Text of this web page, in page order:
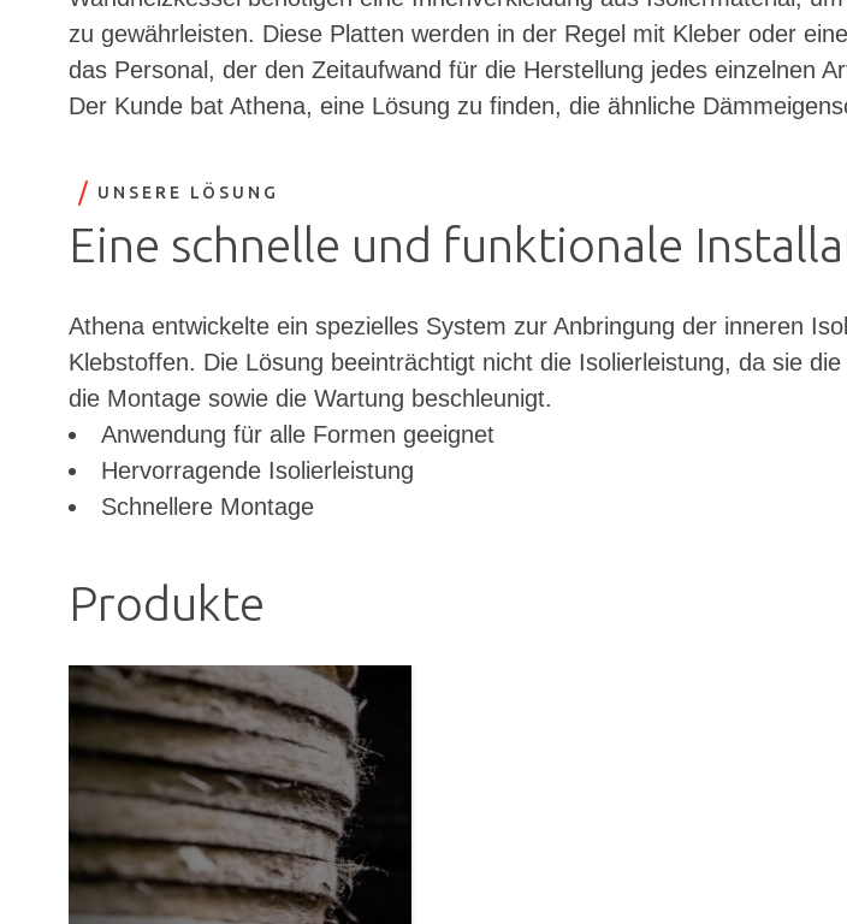
zu gewährleisten. Diese Platten werden in der Regel mit Kleber oder
das Personal, der den Zeitaufwand für die Herstellung jedes einzelnen
Der Kunde bat Athena, eine Lösung zu finden, die ähnliche
UNSERE LÖSUNG
Eine schnelle und funktionale
Athena entwickelte ein spezielles System zur Anbringung der inneren
Klebstoffen. Die Lösung beeinträchtigt nicht die Isolierleistung, da sie
die Montage sowie die Wartung beschleunigt.
Anwendung für alle Formen geeignet
Hervorragende Isolierleistung
Schnellere Montage
Produkte